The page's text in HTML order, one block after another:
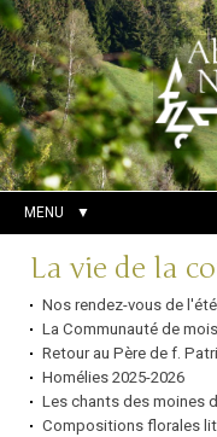
Aller
au
contenu.
|
Aller
à
la
navigation
Outils
personnels
Chercher par
Recherche
avancée…
MENU
Navigation
La vie de la
Nos rendez-vous de l'été
La Communauté de
Retour au Père de f.
Homélies 2025-2026
Les chants des moines
Compositions florales